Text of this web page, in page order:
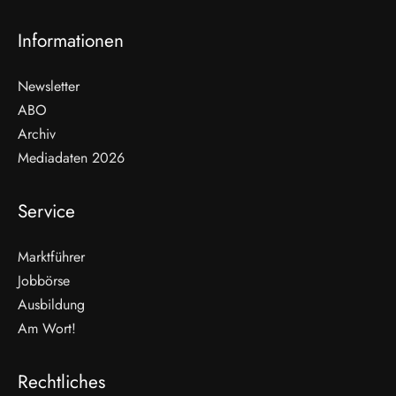
Informationen
Newsletter
ABO
Archiv
Mediadaten 2026
Service
Marktführer
Jobbörse
Ausbildung
Am Wort!
Rechtliches